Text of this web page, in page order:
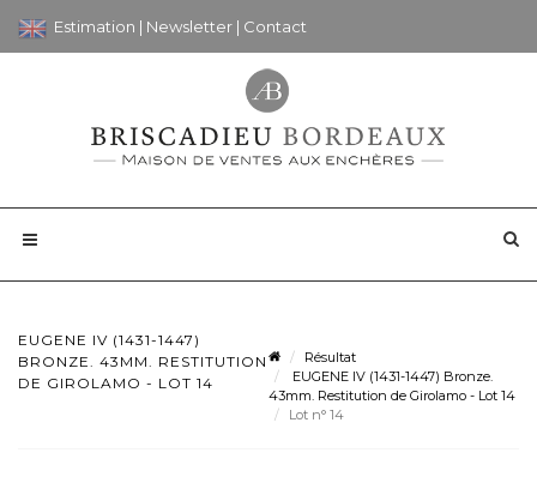
Estimation | Newsletter | Contact
EUGENE IV (1431-1447)
BRONZE. 43MM. RESTITUTION
DE GIROLAMO - LOT 14
Résultat
EUGENE IV (1431-1447) Bronze.
43mm. Restitution de Girolamo - Lot 14
Lot n° 14